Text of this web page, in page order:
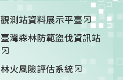
觀測站資料展示平臺
臺灣森林防範盜伐資訊站
林火風險評估系統